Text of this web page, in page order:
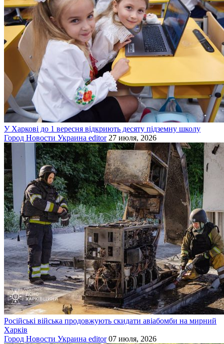
У Харкові до 1 вересня відкриють десяту підземну школу
Город Новости Украина editor 27 июля, 2026
Російські війська продовжують скидати авіабомби на мирний
Харків
Город Новости Украина editor 07 июля, 2026